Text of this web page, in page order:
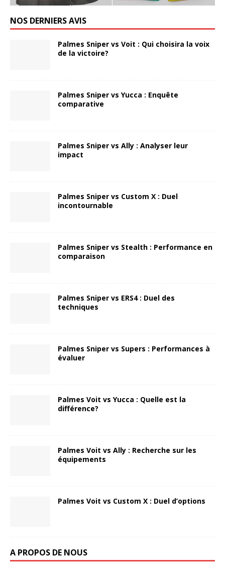
NOS DERNIERS AVIS
Palmes Sniper vs Voit : Qui choisira la voix
de la victoire?
Palmes Sniper vs Yucca : Enquête
comparative
Palmes Sniper vs Ally : Analyser leur
impact
Palmes Sniper vs Custom X : Duel
incontournable
Palmes Sniper vs Stealth : Performance en
comparaison
Palmes Sniper vs ERS4 : Duel des
techniques
Palmes Sniper vs Supers : Performances à
évaluer
Palmes Voit vs Yucca : Quelle est la
différence?
Palmes Voit vs Ally : Recherche sur les
équipements
Palmes Voit vs Custom X : Duel d’options
A PROPOS DE NOUS